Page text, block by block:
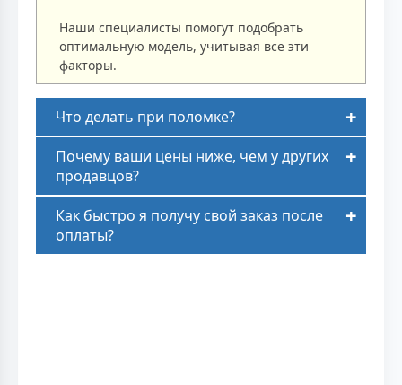
Наши специалисты помогут подобрать
оптимальную модель, учитывая все эти
факторы.
Что делать при поломке?
Почему ваши цены ниже, чем у других
продавцов?
Как быстро я получу свой заказ после
оплаты?